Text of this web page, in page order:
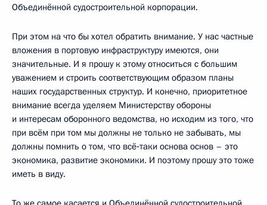
Объединённой судостроительной корпорации.
При этом на что бы хотел обратить внимание. У нас частные
вложения в портовую инфраструктуру имеются, они
значительные. И я прошу к этому относиться с большим
уважением и строить соответствующим образом планы
наших государственных структур. И конечно, приоритетное
внимание всегда уделяем Министерству обороны
и интересам оборонного ведомства, но исходим из того, что
при всём при том мы должны не только не забывать, мы
должны помнить о том, что всё‑таки основа основ – это
экономика, развитие экономики. И поэтому прошу это тоже
иметь в виду.